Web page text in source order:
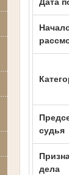
Дата
судья
дела